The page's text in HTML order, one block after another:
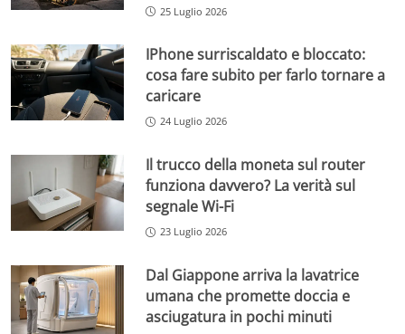
25 Luglio 2026
IPhone surriscaldato e bloccato:
cosa fare subito per farlo tornare a
caricare
24 Luglio 2026
Il trucco della moneta sul router
funziona davvero? La verità sul
segnale Wi-Fi
23 Luglio 2026
Dal Giappone arriva la lavatrice
umana che promette doccia e
asciugatura in pochi minuti